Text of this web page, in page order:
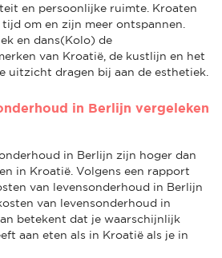
en persoonlijke ruimte. Kroaten
om en zijn meer ontspannen.
en dans(Kolo) de
van Kroatië, de kustlijn en het
uitzicht dragen bij aan de esthetiek.
in Berlijn vergeleken
in Berlijn zijn hoger dan
in Kroatië. Volgens een rapport
van levensonderhoud in Berlijn
van levensonderhoud in
betekent dat je waarschijnlijk
aan eten als in Kroatië als je in